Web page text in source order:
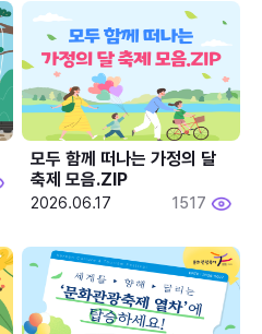
모두 함께 떠나는 가정의 달
축제 모음.ZIP
2026.06.17 1517